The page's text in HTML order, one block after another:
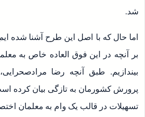
شد.
اما حال که با اصل این طرح آشنا شده
بر آنچه در این فوق العاده خاص به
بیندازیم. طبق آنچه رضا
پرورش کشورمان به تازگی بیان کرده
تسهیلات در قالب یک وام به معلمان